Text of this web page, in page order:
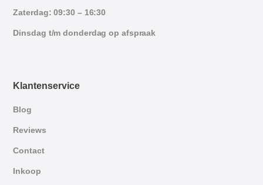
Zaterdag: 09:30 – 16:30
Dinsdag t/m donderdag op afspraak
Klantenservice
Blog
Reviews
Contact
Inkoop